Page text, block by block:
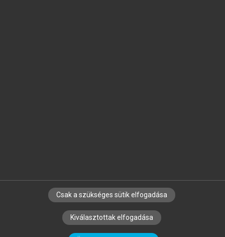
SZERZŐKNEK CÉGEKNEK KÖNYVTÁROSOKNAK
SZERKESZTÉSI ÉS LEKTORÁLÁSI ALAPELVEK
Csak a szükséges sütik elfogadása
Kiválasztottak elfogadása